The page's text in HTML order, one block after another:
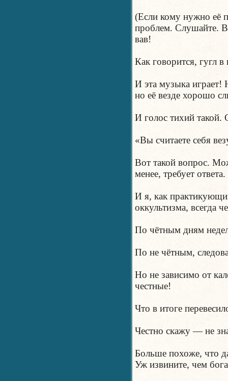
(Если кому нужно её
проблем. Слушайте.
вав!
Как говорится, гугл
И эта музыка играет!
но её везде хорошо
И голос тихий такой.
«Вы считаете себя
Вот такой вопрос.
менее, требует ответа.
И я, как
оккультизма, всегда
По чётным дням
По не чётным,
Но не зависимо от
честные!
Что в итоге
Честно скажу — не
Больше похоже, что
Уж извините, чем